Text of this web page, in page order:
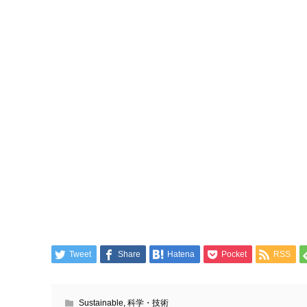
Tweet Share Hatena Pocket RSS
Sustainable 科学・技術